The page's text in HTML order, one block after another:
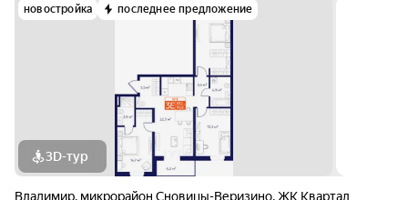
новостройка последнее предложение
3D-тур
Владимир, микрорайон Сновицы-Веризино,ЖК Квартал